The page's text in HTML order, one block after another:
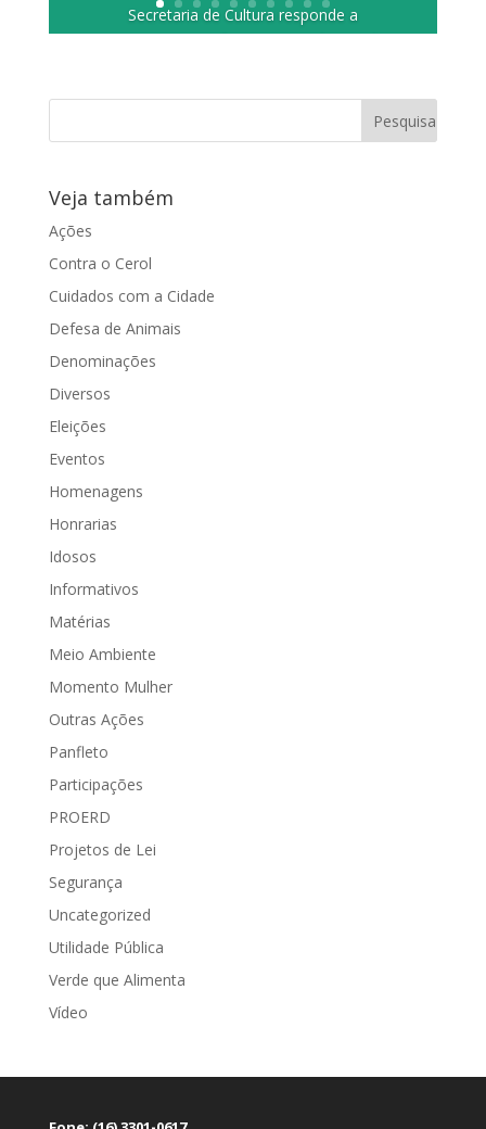
Secretaria de Cultura responde a
questionamento feito por estudantes do
Veja também
Ações
Contra o Cerol
Cuidados com a Cidade
Defesa de Animais
Denominações
Diversos
Eleições
Eventos
Homenagens
Honrarias
Idosos
Informativos
Matérias
Meio Ambiente
Momento Mulher
Outras Ações
Panfleto
Participações
PROERD
Projetos de Lei
Segurança
Uncategorized
Utilidade Pública
Verde que Alimenta
Vídeo